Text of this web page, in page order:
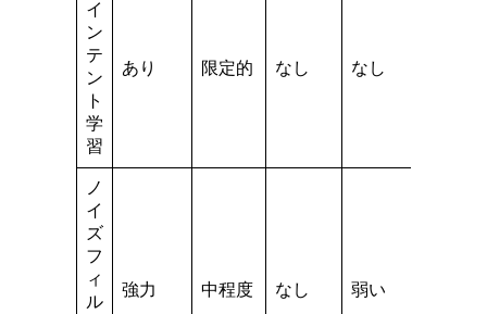
イ
ン
テ
ン
ト
学
習
あり 限定的 なし なし
ノ
イ
ズ
フ
ィ
ル
強力 中程度 なし 弱い